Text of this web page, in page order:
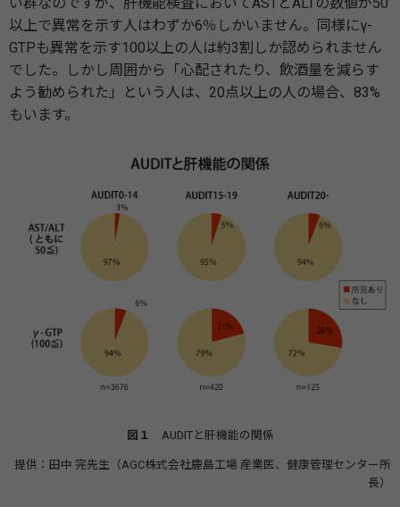
い群なのですが、肝機能検査においてASTとALTの数値が50
以上で異常を示す人はわずか6％しかいません。同様にγ-
GTPも異常を示す100以上の人は約3割しか認められません
でした。しかし周囲から「心配されたり、飲酒量を減らす
よう勧められた」という人は、20点以上の人の場合、83%
もいます。
図１ AUDITと肝機能の関係
提供：田中 完先生（AGC株式会社鹿島工場 産業医、健康管理センター所
長）